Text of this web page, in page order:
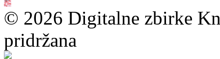
© 2026 Digitalne zbirke
pridržana